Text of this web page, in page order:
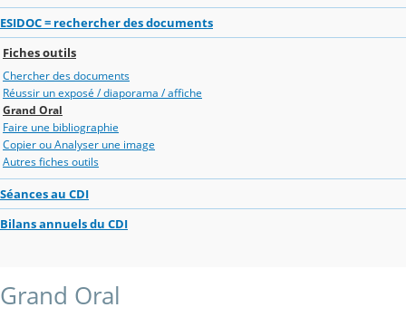
ESIDOC = rechercher des documents
Fiches outils
Chercher des documents
Réussir un exposé / diaporama / affiche
Grand Oral
Faire une bibliographie
Copier ou Analyser une image
Autres fiches outils
Séances au CDI
Bilans annuels du CDI
Grand Oral